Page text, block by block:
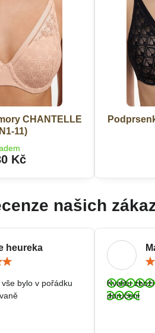
CHANTELLE
11)
Kč
našich
heureka
/
5
bylo v pořádku
Kvalitu
doručeni